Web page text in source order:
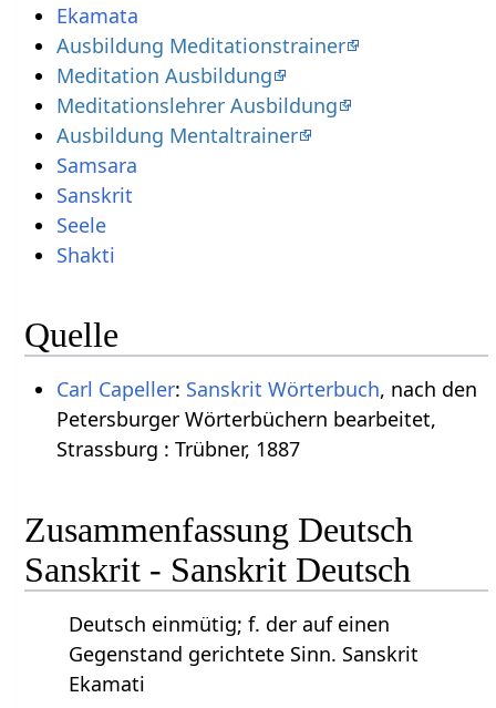
Ekamata
Ausbildung Meditationstrainer
Meditation Ausbildung
Meditationslehrer Ausbildung
Ausbildung Mentaltrainer
Samsara
Sanskrit
Seele
Shakti
Quelle
Carl Capeller: Sanskrit Wörterbuch, nach den
Petersburger Wörterbüchern bearbeitet,
Strassburg : Trübner, 1887
Zusammenfassung Deutsch
Sanskrit - Sanskrit Deutsch
Deutsch einmütig; f. der auf einen
Gegenstand gerichtete Sinn. Sanskrit
Ekamati